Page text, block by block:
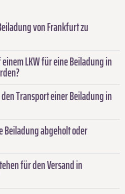
von Frankfurt zu
LKW für eine Beiladung in
Transport einer Beiladung in
Beiladung abgeholt oder
für den Versand in